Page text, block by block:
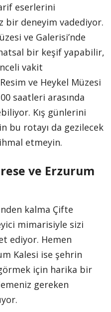
eserlerini
bir deneyim vadediyor.
ve Galerisi’nde
bir keşif yapabilir,
vakit
ve Heykel Müzesi
saatleri arasında
Kış günlerini
bu rotayı da gezilecek
etmeyin.
ve Erzurum
kalma Çifte
mimarisiyle sizi
ediyor. Hemen
Kalesi ise şehrin
için harika bir
gereken